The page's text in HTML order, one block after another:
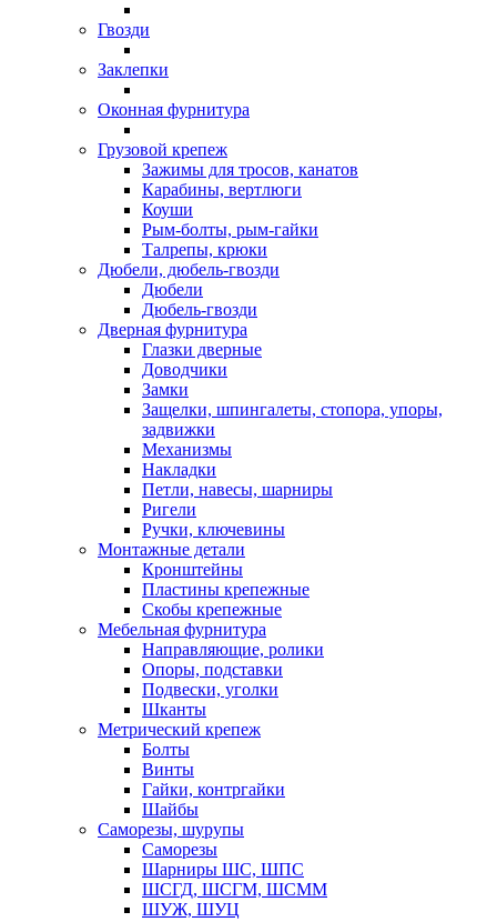
Гвозди
Заклепки
Оконная фурнитура
Грузовой крепеж
Зажимы для тросов, канатов
Карабины, вертлюги
Коуши
Рым-болты, рым-гайки
Талрепы, крюки
Дюбели, дюбель-гвозди
Дюбели
Дюбель-гвозди
Дверная фурнитура
Глазки дверные
Доводчики
Замки
Защелки, шпингалеты, стопора, упоры,
задвижки
Механизмы
Накладки
Петли, навесы, шарниры
Ригели
Ручки, ключевины
Монтажные детали
Кронштейны
Пластины крепежные
Скобы крепежные
Мебельная фурнитура
Направляющие, ролики
Опоры, подставки
Подвески, уголки
Шканты
Метрический крепеж
Болты
Винты
Гайки, контргайки
Шайбы
Саморезы, шурупы
Саморезы
Шарниры ШС, ШПС
ШСГД, ШСГМ, ШСММ
ШУЖ, ШУЦ